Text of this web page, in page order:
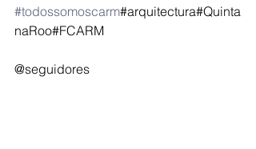
#todossomoscarm#arquitectura#Quinta
naRoo#FCARM
@seguidores